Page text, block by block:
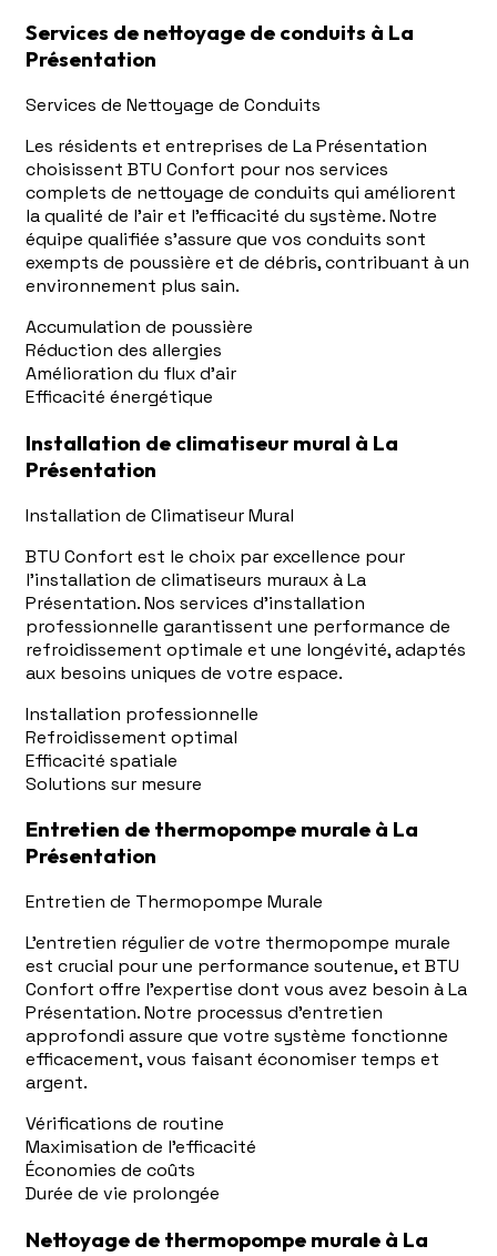
Services de nettoyage de conduits à La
Présentation
Services de Nettoyage de Conduits
Les résidents et entreprises de La Présentation
choisissent BTU Confort pour nos services
complets de nettoyage de conduits qui améliorent
la qualité de l'air et l'efficacité du système. Notre
équipe qualifiée s'assure que vos conduits sont
exempts de poussière et de débris, contribuant à un
environnement plus sain.
Accumulation de poussière
Réduction des allergies
Amélioration du flux d'air
Efficacité énergétique
Installation de climatiseur mural à La
Présentation
Installation de Climatiseur Mural
BTU Confort est le choix par excellence pour
l'installation de climatiseurs muraux à La
Présentation. Nos services d'installation
professionnelle garantissent une performance de
refroidissement optimale et une longévité, adaptés
aux besoins uniques de votre espace.
Installation professionnelle
Refroidissement optimal
Efficacité spatiale
Solutions sur mesure
Entretien de thermopompe murale à La
Présentation
Entretien de Thermopompe Murale
L'entretien régulier de votre thermopompe murale
est crucial pour une performance soutenue, et BTU
Confort offre l'expertise dont vous avez besoin à La
Présentation. Notre processus d'entretien
approfondi assure que votre système fonctionne
efficacement, vous faisant économiser temps et
argent.
Vérifications de routine
Maximisation de l'efficacité
Économies de coûts
Durée de vie prolongée
Nettoyage de thermopompe murale à La